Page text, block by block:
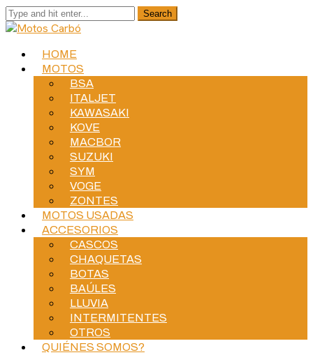
HOME
MOTOS
BSA
ITALJET
KAWASAKI
KOVE
MACBOR
SUZUKI
SYM
VOGE
ZONTES
MOTOS USADAS
ACCESORIOS
CASCOS
CHAQUETAS
BOTAS
BAÚLES
LLUVIA
INTERMITENTES
OTROS
QUIÉNES SOMOS?